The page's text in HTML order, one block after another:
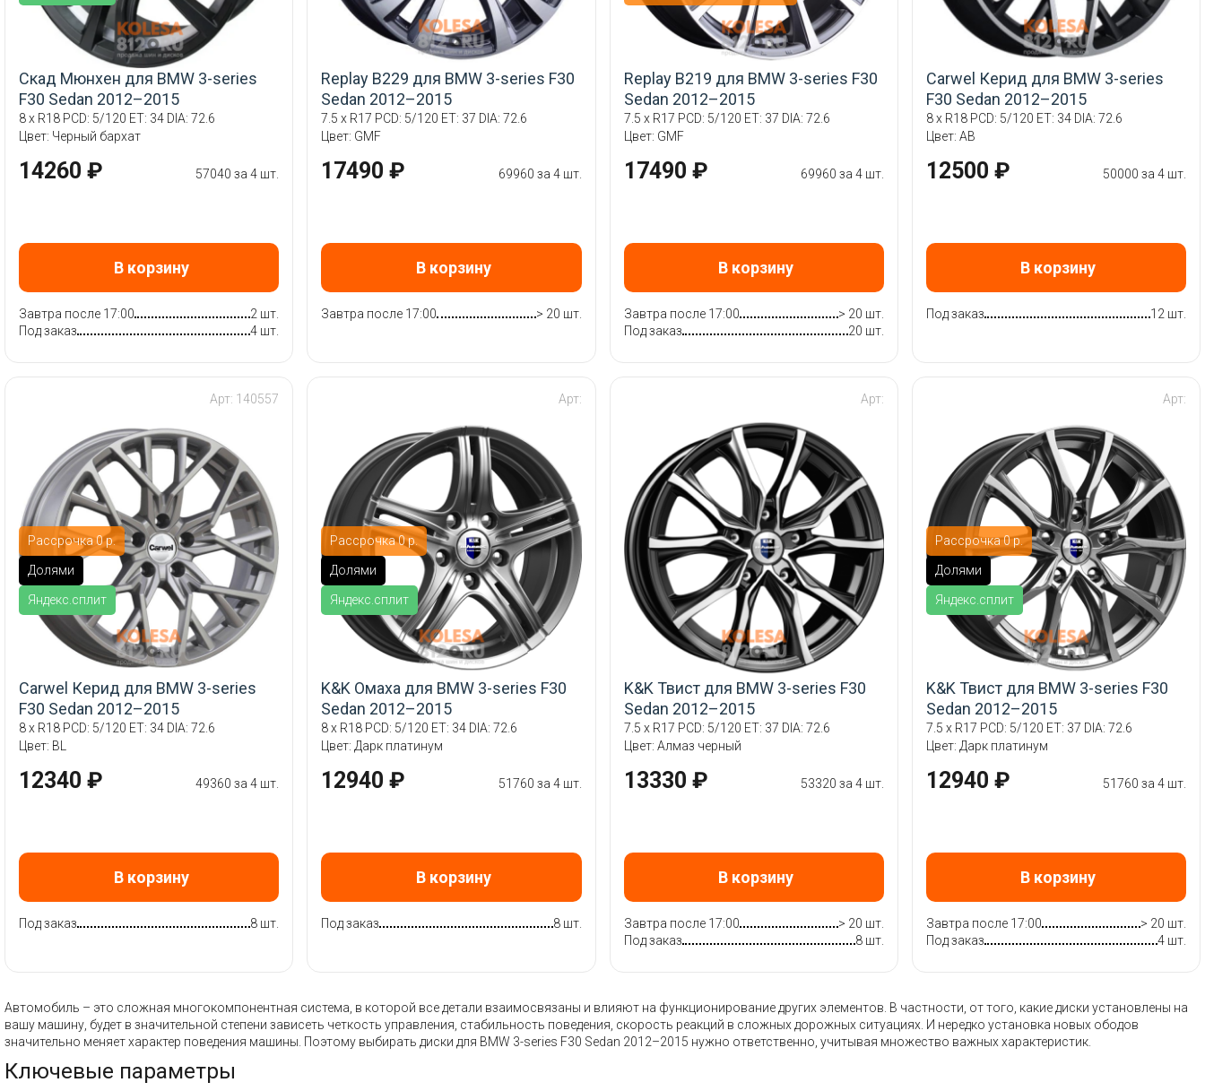
Скад Мюнхен для BMW 3-series
F30 Sedan 2012–2015
8 x R18 PCD: 5/120 ET: 34 DIA: 72.6
Цвет: Черный бархат
14260 ₽ 57040 за 4 шт.
В корзину
Завтра после 17:00
2 шт.
Под заказ
4 шт.
Replay B229 для BMW 3-series F30
Sedan 2012–2015
7.5 x R17 PCD: 5/120 ET: 37 DIA: 72.6
Цвет: GMF
17490 ₽ 69960 за 4 шт.
В корзину
Завтра после 17:00 > 20 шт.
Replay B219 для BMW 3-series F30
Sedan 2012–2015
7.5 x R17 PCD: 5/120 ET: 37 DIA: 72.6
Цвет: GMF
17490 ₽ 69960 за 4 шт.
В корзину
Завтра после 17:00
> 20 шт.
Под заказ
20 шт.
Carwel Керид для BMW 3-series
F30 Sedan 2012–2015
8 x R18 PCD: 5/120 ET: 34 DIA: 72.6
Цвет: AB
12500 ₽ 50000 за 4 шт.
В корзину
Под заказ 12 шт.
Рассрочка 0 р.
Долями
Яндекс.сплит
Арт: 140557
Carwel Керид для BMW 3-series
F30 Sedan 2012–2015
8 x R18 PCD: 5/120 ET: 34 DIA: 72.6
Цвет: BL
12340 ₽ 49360 за 4 шт.
В корзину
Под заказ 8 шт.
Рассрочка 0 р.
Долями
Яндекс.сплит
Арт:
K&K Омаха для BMW 3-series F30
Sedan 2012–2015
8 x R18 PCD: 5/120 ET: 34 DIA: 72.6
Цвет: Дарк платинум
12940 ₽ 51760 за 4 шт.
В корзину
Под заказ 8 шт.
Арт:
K&K Твист для BMW 3-series F30
Sedan 2012–2015
7.5 x R17 PCD: 5/120 ET: 37 DIA: 72.6
Цвет: Алмаз черный
13330 ₽ 53320 за 4 шт.
В корзину
Завтра после 17:00
> 20 шт.
Под заказ
8 шт.
Рассрочка 0 р.
Долями
Яндекс.сплит
Арт:
K&K Твист для BMW 3-series F30
Sedan 2012–2015
7.5 x R17 PCD: 5/120 ET: 37 DIA: 72.6
Цвет: Дарк платинум
12940 ₽ 51760 за 4 шт.
В корзину
Завтра после 17:00
> 20 шт.
Под заказ
4 шт.
Автомобиль – это сложная многокомпонентная система, в которой все детали взаимосвязаны и влияют на функционирование других элементов. В частности, от того, какие диски установлены на
вашу машину, будет в значительной степени зависеть четкость управления, стабильность поведения, скорость реакций в сложных дорожных ситуациях. И нередко установка новых ободов
значительно меняет характер поведения машины. Поэтому выбирать диски для BMW 3-series F30 Sedan 2012–2015 нужно ответственно, учитывая множество важных характеристик.
Ключевые параметры